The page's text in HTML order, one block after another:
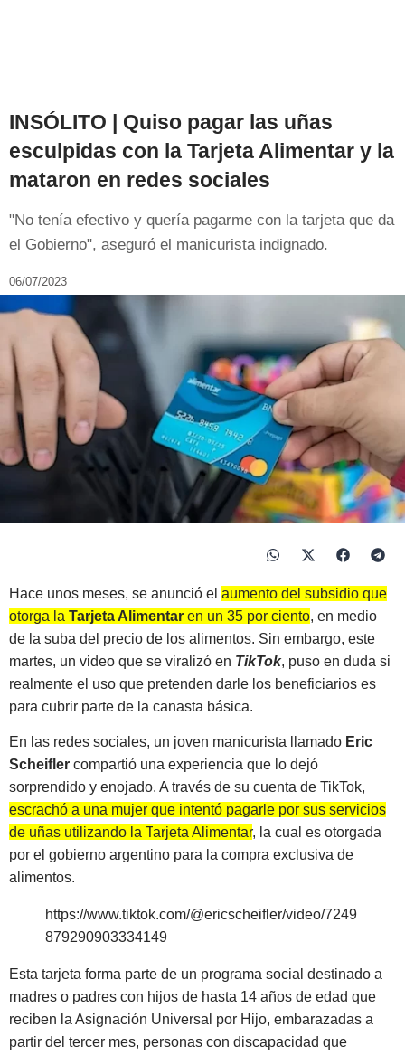
INSÓLITO | Quiso pagar las uñas
esculpidas con la Tarjeta Alimentar y la
mataron en redes sociales
"No tenía efectivo y quería pagarme con la tarjeta que da
el Gobierno", aseguró el manicurista indignado.
06/07/2023
Hace unos meses, se anunció el aumento del subsidio que
otorga la Tarjeta Alimentar en un 35 por ciento, en medio
de la suba del precio de los alimentos. Sin embargo, este
martes, un video que se viralizó en TikTok, puso en duda si
realmente el uso que pretenden darle los beneficiarios es
para cubrir parte de la canasta básica.
En las redes sociales, un joven manicurista llamado Eric
Scheifler compartió una experiencia que lo dejó
sorprendido y enojado. A través de su cuenta de TikTok,
escrachó a una mujer que intentó pagarle por sus servicios
de uñas utilizando la Tarjeta Alimentar, la cual es otorgada
por el gobierno argentino para la compra exclusiva de
alimentos.
https://www.tiktok.com/@ericscheifler/video/7249
879290903334149
Esta tarjeta forma parte de un programa social destinado a
madres o padres con hijos de hasta 14 años de edad que
reciben la Asignación Universal por Hijo, embarazadas a
partir del tercer mes, personas con discapacidad que